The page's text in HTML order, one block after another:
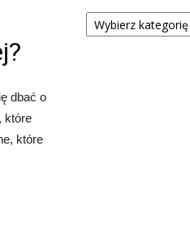
dbać o
które
które
Kategorie